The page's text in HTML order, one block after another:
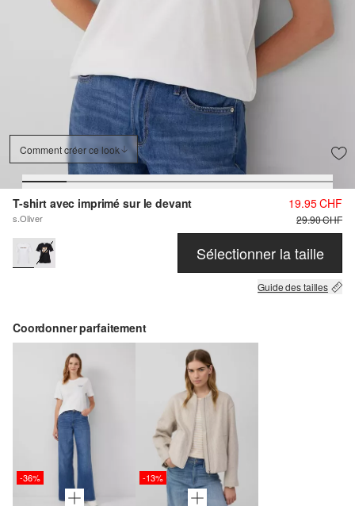
Comment créer ce look
T-shirt avec imprimé sur le devant
s.Oliver
19.95 CHF
29.90 CHF
Sélectionner la taille
Guide des tailles
Coordonner parfaitement
-36% -13%